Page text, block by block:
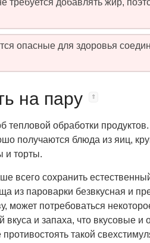
требуется добавлять жир,
опасные для здоровья
на пару
тепловой обработки
получаются блюда из яиц,
и торты.
всего сохранить
из пароварки безвкусная и
может потребоваться
вкуса и запаха, что вкусовые
такой